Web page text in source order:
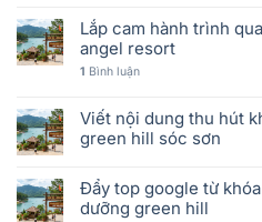
Lắp cam hành trình
angel resort
1 Bình luận
Viết nội dung thu hút
green hill sóc sơn
Đẩy top google từ
dưỡng green hill